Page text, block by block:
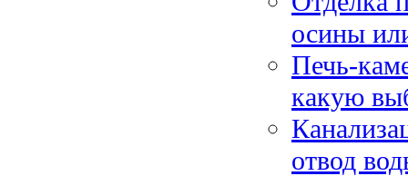
осины
Печь-
какую
отвод